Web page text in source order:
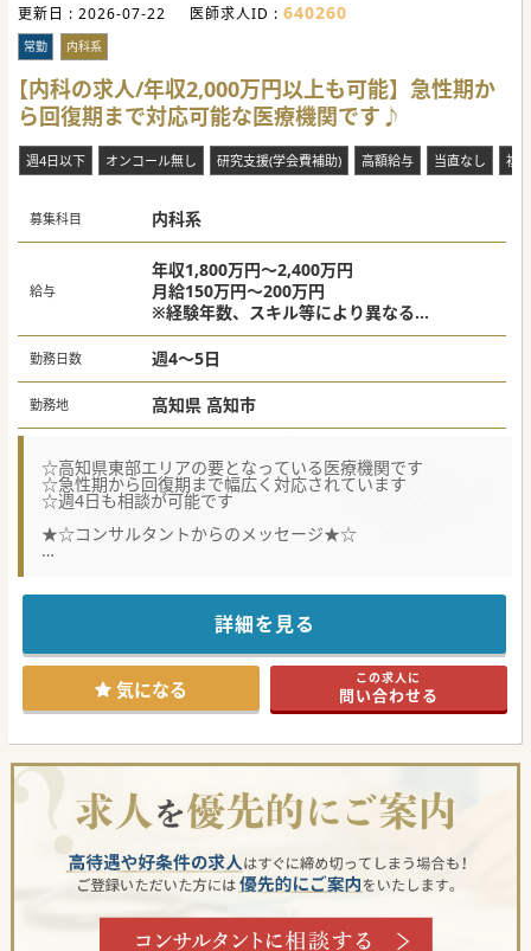
更新日 : 2026-07-22 医師求人ID : 640260
常勤 内科系
【内科の求人/年収2,000万円以上も可能】急性期か
ら回復期まで対応可能な医療機関です♪
週4日以下 オンコール無し 研究支援(学会費補助) 高額給与 当直なし 複
募集科目 内科系
給与
年収1,800万円～2,400万円
月給150万円～200万円
※経験年数、スキル等により異なる
※上記週5日勤務で当直手当を含む
平日35,000円/回、土曜日60,000円/回、日曜
日85,000円/回
勤務日数 週4～5日
勤務地 高知県 高知市
☆高知県東部エリアの要となっている医療機関です
☆急性期から回復期まで幅広く対応されています
☆週4日も相談が可能です
★☆コンサルタントからのメッセージ★☆
年収2,000万円以上も可能な好条件ですので、お気軽にお問
#秋入職可
詳細を見る
気になる この求人に
問い合わせる